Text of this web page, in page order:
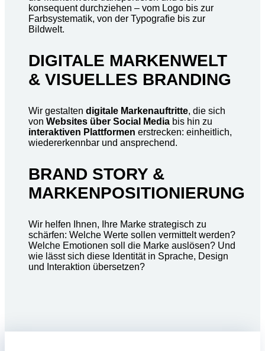
konsequent durchziehen – vom Logo bis zur
Farbsystematik, von der Typografie bis zur
Bildwelt.
DIGITALE MARKENWELT
& VISUELLES BRANDING
Wir gestalten digitale Markenauftritte, die sich
von Websites über Social Media bis hin zu
interaktiven Plattformen erstrecken: einheitlich,
wiedererkennbar und ansprechend.
BRAND STORY &
MARKENPOSITIONIERUNG
Wir helfen Ihnen, Ihre Marke strategisch zu
schärfen: Welche Werte sollen vermittelt werden?
Welche Emotionen soll die Marke auslösen? Und
wie lässt sich diese Identität in Sprache, Design
und Interaktion übersetzen?